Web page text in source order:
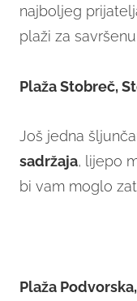
najboljeg
plaži za savršenu
Plaža Stobreč,
Još jedna
sadržaja, lijepo
bi vam moglo
Plaža